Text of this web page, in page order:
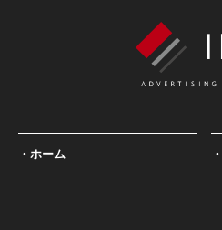
ホーム